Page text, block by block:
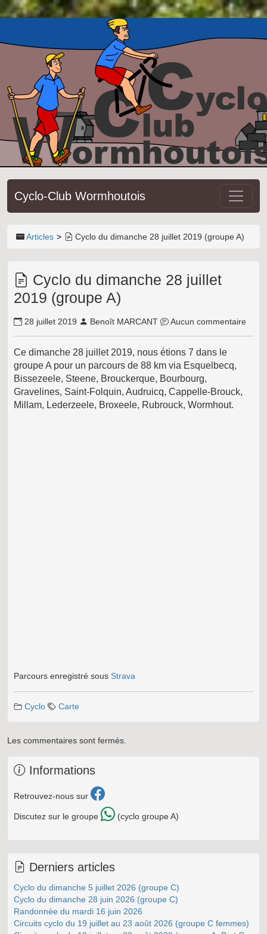
Cyclo-Club Wormhoutois
Articles Cyclo du dimanche 28 juillet 2019 (groupe A)
Cyclo du dimanche 28 juillet
2019 (groupe A)
28 juillet 2019 Benoît MARCANT Aucun commentaire
Ce dimanche 28 juillet 2019, nous étions 7 dans le
groupe A pour un parcours de 88 km via Esquelbecq,
Bissezeele, Steene, Brouckerque, Bourbourg,
Gravelines, Saint-Folquin, Audruicq, Cappelle-Brouck,
Millam, Lederzeele, Broxeele, Rubrouck, Wormhout.
Parcours enregistré sous Strava
Cyclo Carte
Les commentaires sont fermés.
Informations
Retrouvez-nous sur
Discutez sur le groupe (cyclo groupe A)
Derniers articles
Cyclo du dimanche 5 juillet 2026 (groupe C)
Cyclo du dimanche 28 juin 2026 (groupe C)
Randonnée du mardi 16 juin 2026
Circuits cyclo du 19 juillet au 23 août 2026 (groupe C femmes)